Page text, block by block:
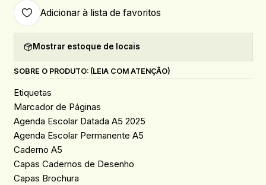
Adicionar à lista de favoritos
Mostrar estoque de locais
SOBRE O PRODUTO: (LEIA COM ATENÇÃO)
Etiquetas
Marcador de Páginas
Agenda Escolar Datada A5 2025
Agenda Escolar Permanente A5
Caderno A5
Capas Cadernos de Desenho
Capas Brochura